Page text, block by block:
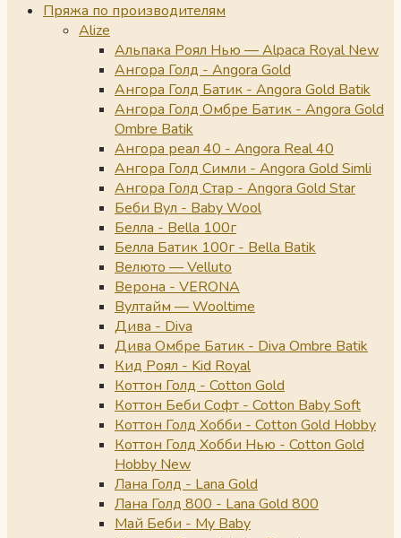
Пряжа по производителям
Alize
Альпака Роял Нью — Alpaca Royal New
Ангора Голд - Angora Gold
Ангора Голд Батик - Angora Gold Batik
Ангора Голд Омбре Батик - Angora Gold
Ombre Batik
Ангора реал 40 - Angora Real 40
Ангора Голд Симли - Angora Gold Simli
Ангора Голд Стар - Angora Gold Star
Беби Вул - Baby Wool
Белла - Bella 100г
Белла Батик 100г - Bella Batik
Велюто — Velluto
Верона - VERONA
Вултайм — Wooltime
Дива - Diva
Дива Омбре Батик - Diva Ombre Batik
Кид Роял - Kid Royal
Коттон Голд - Cotton Gold
Коттон Беби Софт - Cotton Baby Soft
Коттон Голд Хобби - Cotton Gold Hobby
Коттон Голд Хобби Нью - Cotton Gold
Hobby New
Лана Голд - Lana Gold
Лана Голд 800 - Lana Gold 800
Май Беби - My Baby